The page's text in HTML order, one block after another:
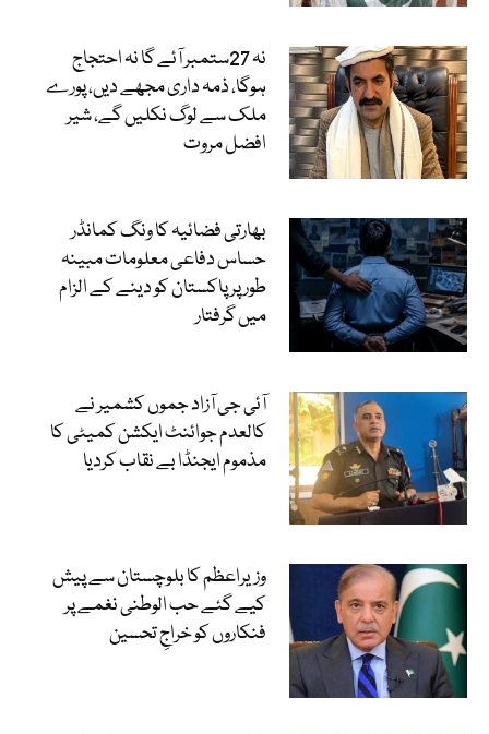
نہ 27ستمبر آئے گا نہ احتجاج
ہوگا، ذمہ داری مجھے دیں، پورے
ملک سے لوگ نکلیں گے، شیر
افضل مروت
بھارتی فضائیہ کا ونگ کمانڈر
حساس دفاعی معلومات مبینہ
طور پر پاکستان کو دینے کے الزام
میں گرفتار
آئی جی آزاد جموں کشمیر نے
کالعدم جوائنٹ ایکشن کمیٹی کا
مذموم ایجنڈا بے نقاب کردیا
وزیراعظم کا بلوچستان سے پیش
کیے گئے حب الوطنی نغمے پر
فنکاروں کو خراجِ تحسین